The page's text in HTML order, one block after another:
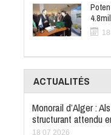
ACTUALITÉS
Monorail d’Alger :
structurant attendu
18 07 2026